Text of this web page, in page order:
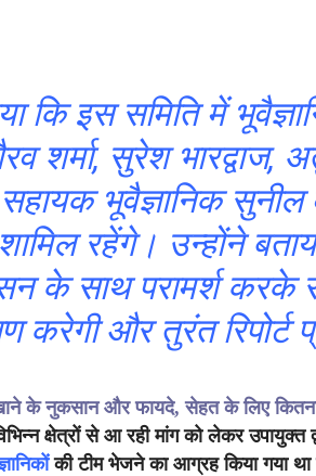
कि इस समिति में
शर्मा, सुरेश
भूवैज्ञानिक सुनील
रहेंगे। उन्होंने
के साथ परामर्श करके
करेगी और तुरंत
के नुकसान और फायदे, सेहत के लिए
क्षेत्रों से आ रही मांग को लेकर उपायुक्त
की टीम भेजने का आग्रह किया गया